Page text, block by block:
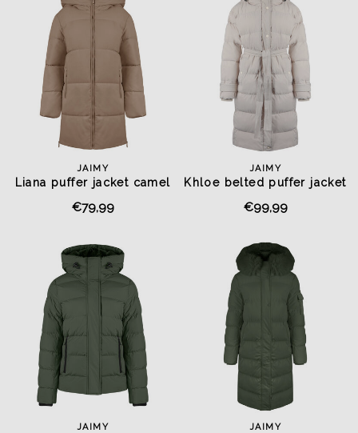
JAIMY
Liana puffer jacket camel
€79,99
JAIMY
Khloe belted puffer jacket
€99,99
JAIMY JAIMY